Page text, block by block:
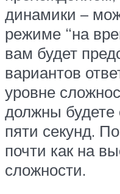
динамики –
режиме “на
вам будет
вариантов
уровне
должны будете
пяти секунд.
почти как на
сложности.